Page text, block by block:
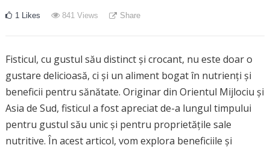
1 Likes 841Views Share
Fisticul, cu gustul său distinct și crocant, nu este doar o
gustare delicioasă, ci și un aliment bogat în nutrienți și
beneficii pentru sănătate. Originar din Orientul Mijlociu și
Asia de Sud, fisticul a fost apreciat de-a lungul timpului
pentru gustul său unic și pentru proprietățile sale
nutritive. În acest articol, vom explora beneficiile și